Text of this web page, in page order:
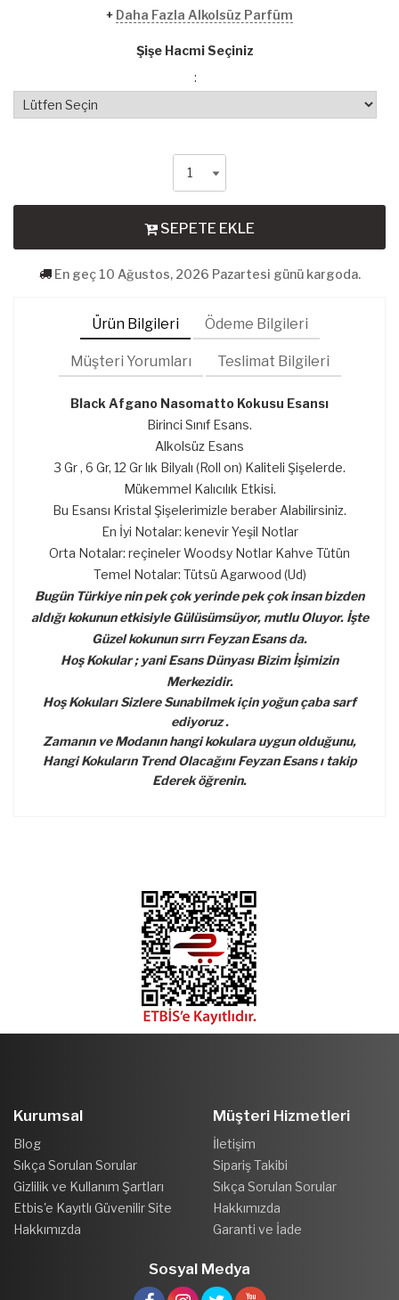
+ Daha Fazla Alkolsüz Parfüm
Şişe Hacmi Seçiniz
:
SEPETE EKLE
En geç 10 Ağustos, 2026 Pazartesi günü kargoda.
Ürün Bilgileri Ödeme Bilgileri
Müşteri Yorumları Teslimat Bilgileri
Black Afgano Nasomatto ​​Kokusu Esansı
Birinci Sınıf Esans.
Alkolsüz Esans
3 Gr , 6 Gr, 12 Gr lık Bilyalı (Roll on) Kaliteli Şişelerde.
Mükemmel Kalıcılık Etkisi.
Bu Esansı Kristal Şişelerimizle beraber Alabilirsiniz.
En İyi Notalar: kenevir Yeşil Notlar
Orta Notalar: reçineler Woodsy Notlar Kahve Tütün
Temel Notalar: Tütsü Agarwood (Ud)
Bugün Türkiye nin pek çok yerinde pek çok insan bizden
aldığı kokunun etkisiyle Gülüsümsüyor, mutlu Oluyor. İşte
Güzel kokunun sırrı Feyzan Esans da.
Hoş Kokular ; yani Esans Dünyası Bizim İşimizin
Merkezidir.
Hoş Kokuları Sizlere Sunabilmek için yoğun çaba sarf
ediyoruz .
Zamanın ve Modanın hangi kokulara uygun olduğunu,
Hangi Kokuların Trend Olacağını Feyzan Esans ı takip
Ederek öğrenin.
Kurumsal
Blog
Sıkça Sorulan Sorular
Gizlilik ve Kullanım Şartları
Etbis'e Kayıtlı Güvenilir Site
Hakkımızda
Müşteri Hizmetleri
İletişim
Sipariş Takibi
Sıkça Sorulan Sorular
Hakkımızda
Garanti ve İade
Sosyal Medya